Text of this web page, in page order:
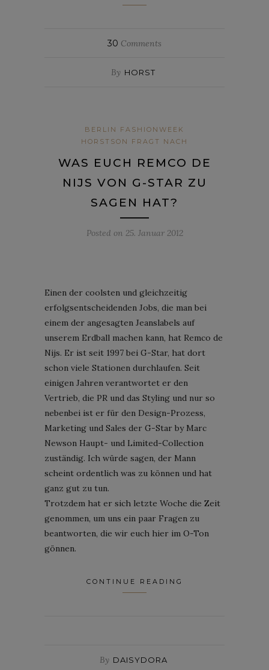
30 Comments
By HORST
BERLIN FASHIONWEEK
HORSTSON FRAGT NACH
WAS EUCH REMCO DE
NIJS VON G-STAR ZU
SAGEN HAT?
Posted on 25. Januar 2012
Einen der coolsten und gleichzeitig
erfolgsentscheidenden Jobs, die man bei
einem der angesagten Jeanslabels auf
unserem Erdball machen kann, hat Remco de
Nijs. Er ist seit 1997 bei G-Star, hat dort
schon viele Stationen durchlaufen. Seit
einigen Jahren verantwortet er den
Vertrieb, die PR und das Styling und nur so
nebenbei ist er für den Design-Prozess,
Marketing und Sales der G-Star by Marc
Newson Haupt- und Limited-Collection
zuständig. Ich würde sagen, der Mann
scheint ordentlich was zu können und hat
ganz gut zu tun.
Trotzdem hat er sich letzte Woche die Zeit
genommen, um uns ein paar Fragen zu
beantworten, die wir euch hier im O-Ton
gönnen.
CONTINUE READING
By DAISYDORA